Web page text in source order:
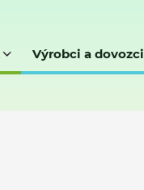
Výrobci a dovozci